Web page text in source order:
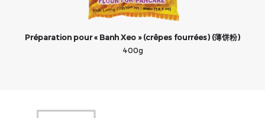
Préparation pour « Banh Xeo » (crêpes fourrées) (薄饼粉)
400g